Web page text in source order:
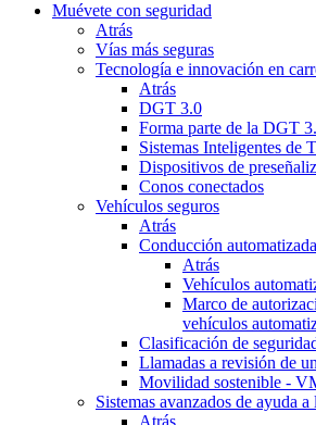
Muévete con seguridad
Atrás
Vías más seguras
Tecnología e innovación en
Atrás
DGT 3.0
Forma parte de la DGT
Sistemas Inteligentes de
Dispositivos de
Conos conectados
Vehículos seguros
Atrás
Conducción automatizada
Atrás
Vehículos
Marco de
vehículos
Clasificación de
Llamadas a revisión de
Movilidad sostenible -
Sistemas avanzados de ayuda